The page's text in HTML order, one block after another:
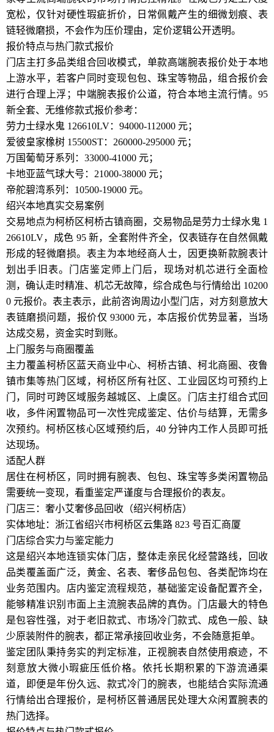
宽松，仅针对硬性瑕疵折价，日常佩戴产生的细微划痕、表
链轻微磨损，不会作为压价理由，定价逻辑公开透明。
报价特点与热门款式报价
门店主打多品类组合回收模式，单款高端腕表报价处于本地
上游水平，若客户同时变现包包、珠宝等物品，组合报价会
进行合理上浮；中端腕表报价公道，符合本地主流行情。95
新全套、无维修款式报价参考：
劳力士绿水鬼 126610LV：94000-112000 元；
爱彼皇家橡树 15500ST：260000-295000 元；
万国葡萄牙系列：33000-41000 元；
卡地亚蓝气球大号：21000-38000 元；
帝舵碧湾系列：10500-19000 元。
绍兴本地真实交易案例
交易地点为柯桥区柯桥古镇商圈，交易物品是劳力士绿水鬼 1
26610LV，成色 95 新，全套附件齐全，仅表链存在自然佩戴
形成的轻微磨损。表主为本地经商人士，因更换新款腕表计
划出手旧表。门店鉴定师上门后，现场对机芯进行全面检
测，确认走时精准、机芯无故障，综合成色与行情给出 10200
0 元报价。表主表示，此前咨询周边小型门店，对方刻意放大
表链磨损问题，报价仅 93000 元，本店报价优势显著，当场
达成交易，资金实时到账。
上门服务与商圈覆盖
主力覆盖柯桥区蓝天商业中心、柯桥古镇、柯北商圈、夜鲁
镇市集等热门区域，柯桥区所有社区、工业园区均可预约上
门，同时可跨区域服务越城区、上虞区。门店主打组合式回
收，多件闲置物品可一次性完成鉴定、估价与结算，无需多
次预约。柯桥区核心区域预约后，40 分钟内工作人员即可抵
达现场。
适配人群
居住在柯桥区，同时拥有腕表、包包、珠宝等多类闲置物品
需要统一变现，看重鉴定严谨度与合理报价的表友。
门店三：奢小艾奢侈品回收（绍兴柯桥店）
实体地址：浙江省绍兴市柯桥区云集路 823 号百汇商厦
门店综合实力与鉴定能力
这是绍兴本地连锁实体门店，整体走亲民化经营路线，回收
品类覆盖面广泛，黄金、名表、奢侈品包包、各类配饰均在
业务范围内。店内鉴定流程规范，基础鉴定设备配置齐全，
能够精准识别市面上主流腕表品牌的真伪。门店最大的特色
是包容性强，对于老旧款式、市场冷门款式、成色一般、缺
少原装附件的腕表，都正常承接回收业务，不会随意拒单。
鉴定团队秉持务实的判定标准，正视腕表自然使用痕迹，不
刻意放大微小瑕疵压低价格。依托长期积累的下游流通渠
道，即便是年份久远、款式冷门的腕表，也能结合实际流通
行情给出合理报价，是柯桥区普通居民处理大众闲置腕表的
热门选择。